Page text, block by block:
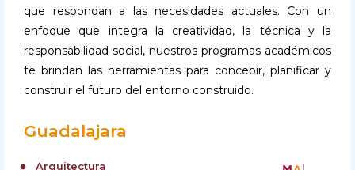
que respondan a las necesidades actuales. Con un
enfoque que integra la creatividad, la técnica y la
responsabilidad social, nuestros programas académicos
te brindan las herramientas para concebir, planificar y
construir el futuro del entorno construido.
Guadalajara
circle Arquitectura